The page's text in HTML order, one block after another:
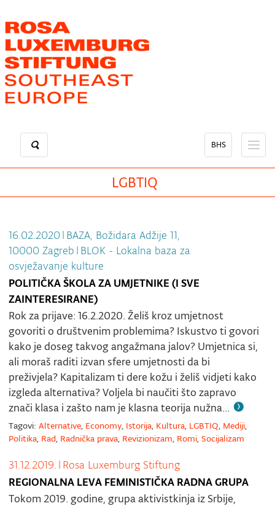
main
content
BHS
LGBTIQ
16.02.2020 | BAZA, Božidara Adžije 11,
10000 Zagreb | BLOK - Lokalna baza za
osvježavanje kulture
POLITIČKA ŠKOLA ZA UMJETNIKE (I SVE
ZAINTERESIRANE)
Rok za prijave: 16.2.2020. Želiš kroz umjetnost
govoriti o društvenim problemima? Iskustvo ti govori
kako je doseg takvog angažmana jalov? Umjetnica si,
ali moraš raditi izvan sfere umjetnosti da bi
preživjela? Kapitalizam ti dere kožu i želiš vidjeti kako
izgleda alternativa? Voljela bi naučiti što zapravo
znači klasa i zašto nam je klasna teorija nužna...
Tagovi: Alternative, Economy, Istorija, Kultura, LGBTIQ, Mediji,
Politika, Rad, Radnička prava, Revizionizam, Romi, Socijalizam
31.12.2019. | Rosa Luxemburg Stiftung
REGIONALNA LEVA FEMINISTIČKA RADNA GRUPA
Tokom 2019. godine, grupa aktivistkinja iz Srbije,